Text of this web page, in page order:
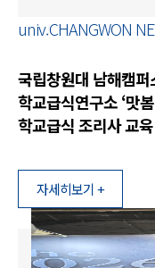
univ.CHANGWON
국립창원대 남해캠
학교급식연구소 ‘맛
학교급식 조리사 교
자세히보기 +